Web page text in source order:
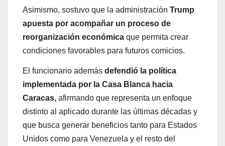
Asimismo, sostuvo que la administración Trump
apuesta por acompañar un proceso de
reorganización económica que permita crear
condiciones favorables para futuros comicios.
El funcionario además defendió la política
implementada por la Casa Blanca hacia
Caracas, afirmando que representa un enfoque
distinto al aplicado durante las últimas décadas y
que busca generar beneficios tanto para Estados
Unidos como para Venezuela y el resto del